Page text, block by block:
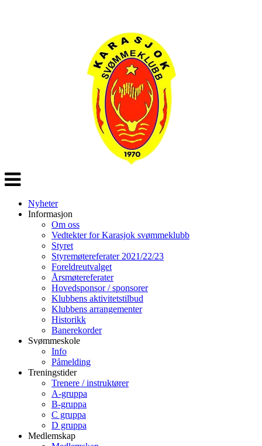
Veksle
navigasjon
Nyheter
Informasjon
Om oss
Vedtekter for Karasjok svømmeklubb
Styret
Styremøtereferater 2021/22/23
Foreldreutvalget
Årsmøtereferater
Hovedsponsor / sponsorer
Klubbens aktivitetstilbud
Klubbens arrangementer
Historikk
Banerekorder
Svømmeskole
Info
Påmelding
Treningstider
Trenere / instruktører
A-gruppa
B-gruppa
C gruppa
D gruppa
Medlemskap